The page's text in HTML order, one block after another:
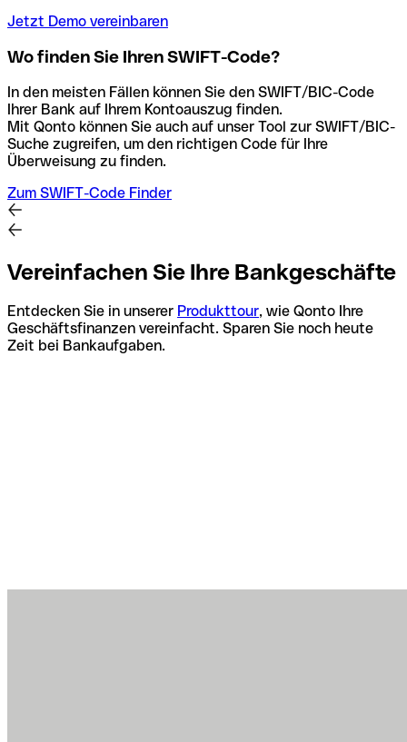
Jetzt Demo vereinbaren
Wo finden Sie Ihren SWIFT-Code?
In den meisten Fällen können Sie den SWIFT/BIC-Code
Ihrer Bank auf Ihrem Kontoauszug finden.
Mit Qonto können Sie auch auf unser Tool zur SWIFT/BIC-
Suche zugreifen, um den richtigen Code für Ihre
Überweisung zu finden.
Zum SWIFT-Code Finder
Vereinfachen Sie Ihre Bankgeschäfte
Entdecken Sie in unserer Produkttour, wie Qonto Ihre
Geschäftsfinanzen vereinfacht. Sparen Sie noch heute
Zeit bei Bankaufgaben.